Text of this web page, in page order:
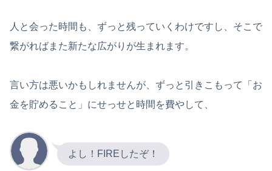
人と会った時間も、ずっと残っていくわけですし、そこで
繋がればまた新たな広がりが生まれます。
言い方は悪いかもしれませんが、ずっと引きこもって「お
金を貯めること」にせっせと時間を費やして、
よし！FIREしたぞ！